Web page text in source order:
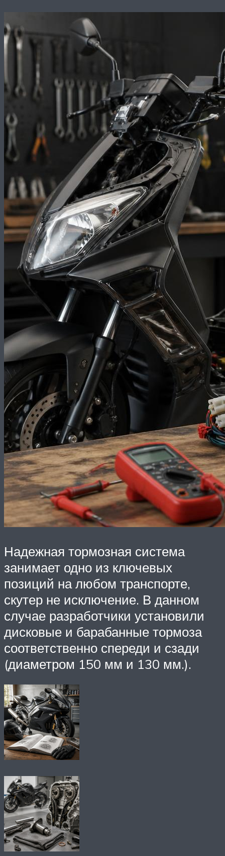
Надежная тормозная система
занимает одно из ключевых
позиций на любом транспорте,
скутер не исключение. В данном
случае разработчики установили
дисковые и барабанные тормоза
соответственно спереди и сзади
(диаметром 150 мм и 130 мм.).